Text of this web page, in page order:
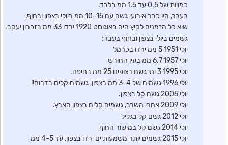
כמויות של 0.5 עד 1.5 ממ בלבד.
בעבר, היו כבר אירועי גשם עם 10-15 ממ ביולי בצפון ובחוף.
שיא כל הזמנים לקיץ היה באוגוסט 1920 ירדו 33 ממ בזכרון יעקב.
גשמים ביולי בצפון ובחוף בעבר:
יולי 1951 5 ממ ירדו בכרמל
יולי 1957 6.7 ממ בעין החורש
יולי 1995 3 ימי גשם רצופים 25 ממ בחיפה.
יולי 1996 גשמים של 3-4 ממ בצפון, גשמים קלים בדרום!!
יולי 2005 גשם קל בצפון.
יולי 2009 אחרי השרב, גשמים קלים בצפון הארץ.
יולי 2012 גשם קל בגליל
יולי 2014 גשם קל במישור החוף
יולי 2015 גשמים יותר משמעותיים ירדו בצפון, עד 4-5 ממ